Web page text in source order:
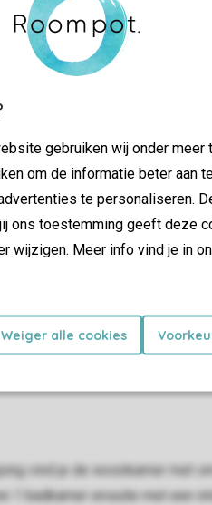
gebruiken wij onder meer
om de informatie beter aan
te personaliseren.
ons toestemming geeft deze
wijzigen. Meer info vind je in
Weiger alle cookies
vind je de woonkamer met
badkamer ensuite met een